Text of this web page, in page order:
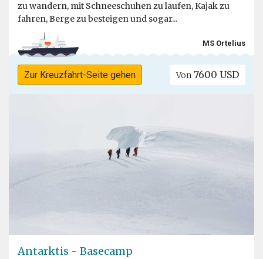
zu wandern, mit Schneeschuhen zu laufen, Kajak zu
fahren, Berge zu besteigen und sogar...
MS Ortelius
Zur Kreuzfahrt-Seite gehen Von 7600 USD
Antarktis - Basecamp